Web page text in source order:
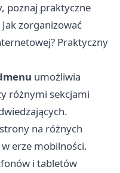
poznaj praktyczne
Jak zorganizować
Praktyczny
umożliwia
różnymi sekcjami
strony na różnych
erze mobilności.
i tabletów